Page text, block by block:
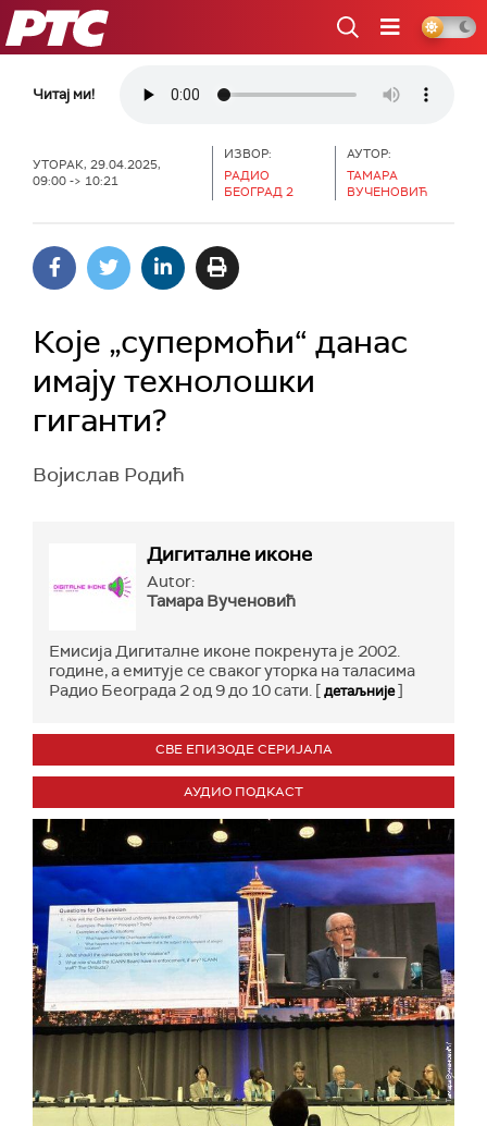
РТС
Читај ми!
УТОРАК, 29.04.2025,
09:00 -> 10:21
ИЗВОР:
РАДИО
БЕОГРАД 2
АУТОР:
TAМАРА
ВУЧЕНОВИЋ
Које „супермоћи“ данас
имају технолошки
гиганти?
Војислав Родић
Дигиталне иконе
Autor:
Тамара Вученовић
Емисија Дигиталне иконе покренута je 2002.
године, а емитује се сваког уторка на таласима
Радио Београда 2 од 9 до 10 сати. [детаљније]
СВЕ ЕПИЗОДЕ СЕРИЈАЛА
АУДИО ПОДКАСТ